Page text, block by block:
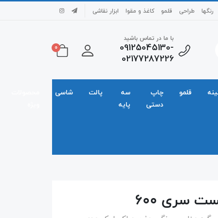
رنگها طراحی قلمو کاغذ و مقوا ابزار نقاشی
با ما در تماس باشید
09125045130-
02177287226
0
قلمو
چاپ
دستی
سه
پایه
پالت شاسی
سری ۶۰۰